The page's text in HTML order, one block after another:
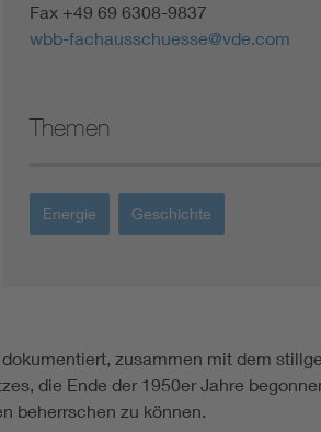
Fax +49 69 6308-9837
wbb-fachausschuesse@vde.com
Themen
Energie Geschichte
zusammen mit dem
die Ende der 1950er Jahre
beherrschen zu können.